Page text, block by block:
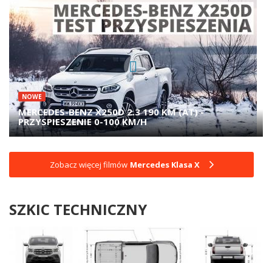
NOWE
MERCEDES-BENZ X250D 2.3 190 KM (AT) -
PRZYSPIESZENIE 0-100 KM/H
Zobacz więcej filmów Mercedes Klasa X
SZKIC TECHNICZNY